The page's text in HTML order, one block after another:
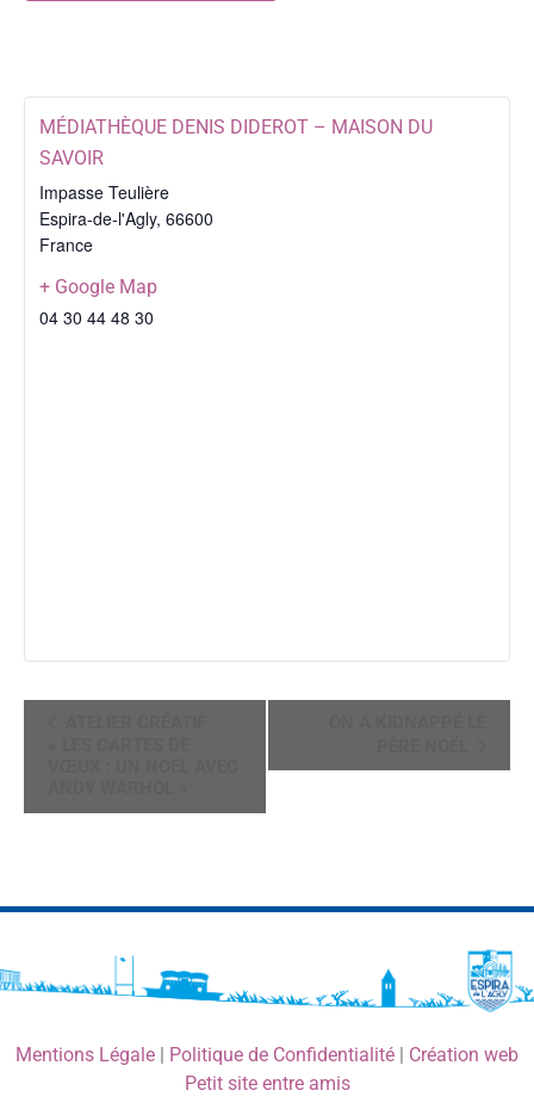
MÉDIATHÈQUE DENIS DIDEROT – MAISON DU
SAVOIR
Impasse Teulière
Espira-de-l'Agly, 66600
France
+ Google Map
04 30 44 48 30
Mentions Légale Politique de Confidentialité
Création web
Petit site entre amis